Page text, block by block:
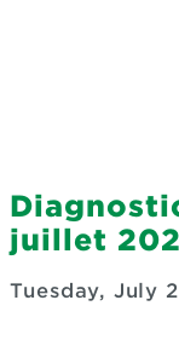
juillet
Tuesday, July